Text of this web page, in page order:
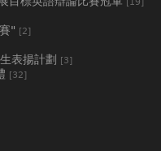
" [2]
表揚計劃 [3]
[32]